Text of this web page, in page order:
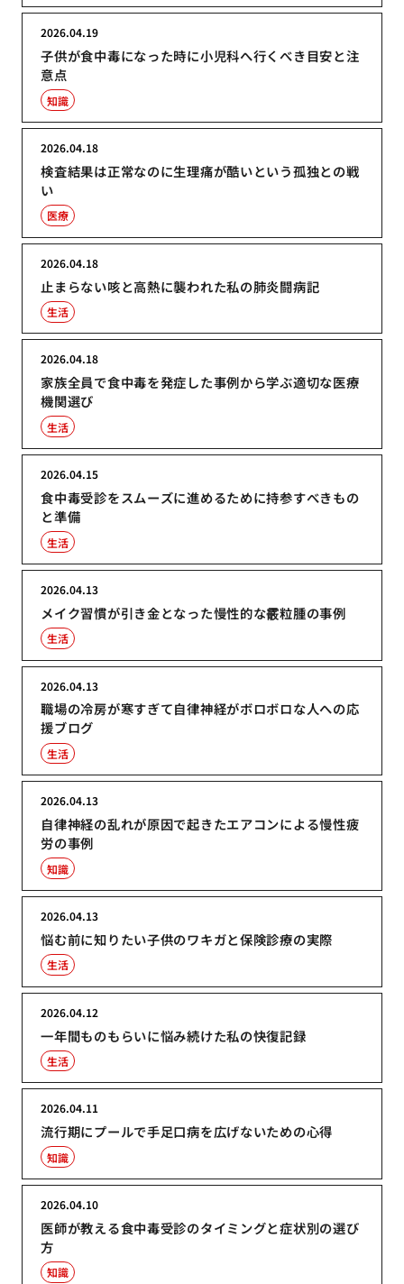
子供が食中毒になった時に小児科へ行くべき目安と注
意点
2026.04.19
知識
検査結果は正常なのに生理痛が酷いという孤独との戦
い
2026.04.18
医療
止まらない咳と高熱に襲われた私の肺炎闘病記
2026.04.18
生活
家族全員で食中毒を発症した事例から学ぶ適切な医療
機関選び
2026.04.18
生活
食中毒受診をスムーズに進めるために持参すべきもの
と準備
2026.04.15
生活
メイク習慣が引き金となった慢性的な霰粒腫の事例
2026.04.13
生活
職場の冷房が寒すぎて自律神経がボロボロな人への応
援ブログ
2026.04.13
生活
自律神経の乱れが原因で起きたエアコンによる慢性疲
労の事例
2026.04.13
知識
悩む前に知りたい子供のワキガと保険診療の実際
2026.04.13
生活
一年間ものもらいに悩み続けた私の快復記録
2026.04.12
生活
流行期にプールで手足口病を広げないための心得
2026.04.11
知識
医師が教える食中毒受診のタイミングと症状別の選び
方
2026.04.10
知識